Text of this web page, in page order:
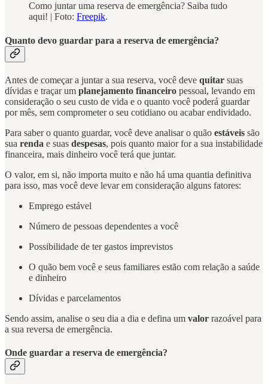
Como juntar uma reserva de emergência? Saiba tudo
aqui! | Foto: Freepik.
Quanto devo guardar para a reserva de emergência?
Antes de começar a juntar a sua reserva, você deve quitar suas
dívidas e traçar um planejamento financeiro pessoal, levando em
consideração o seu custo de vida e o quanto você poderá guardar
por mês, sem comprometer o seu cotidiano ou acabar endividado.
Para saber o quanto guardar, você deve analisar o quão estáveis são
sua renda e suas despesas, pois quanto maior for a sua instabilidade
financeira, mais dinheiro você terá que juntar.
O valor, em si, não importa muito e não há uma quantia definitiva
para isso, mas você deve levar em consideração alguns fatores:
Emprego estável
Número de pessoas dependentes a você
Possibilidade de ter gastos imprevistos
O quão bem você e seus familiares estão com relação a saúde
e dinheiro
Dívidas e parcelamentos
Sendo assim, analise o seu dia a dia e defina um valor razoável para
a sua reversa de emergência.
Onde guardar a reserva de emergência?